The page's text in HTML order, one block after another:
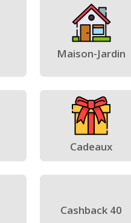
Maison-Jardin
Cadeaux
Cashback 40